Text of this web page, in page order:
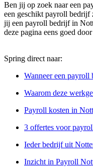
Ben jij op zoek naar een
een geschikt payroll
jij een payroll bedrijf in
deze pagina eens goed
Spring direct naar:
Wanneer een
Waarom deze
Payroll kosten in
3 offertes voor
Ieder bedrijf uit
Inzicht in Payroll